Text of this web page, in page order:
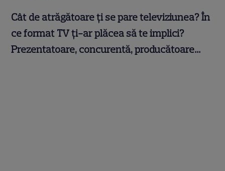
Cât de atrăgătoare ți se pare televiziunea? În
ce format TV ți-ar plăcea să te implici?
Prezentatoare, concurentă, producătoare…